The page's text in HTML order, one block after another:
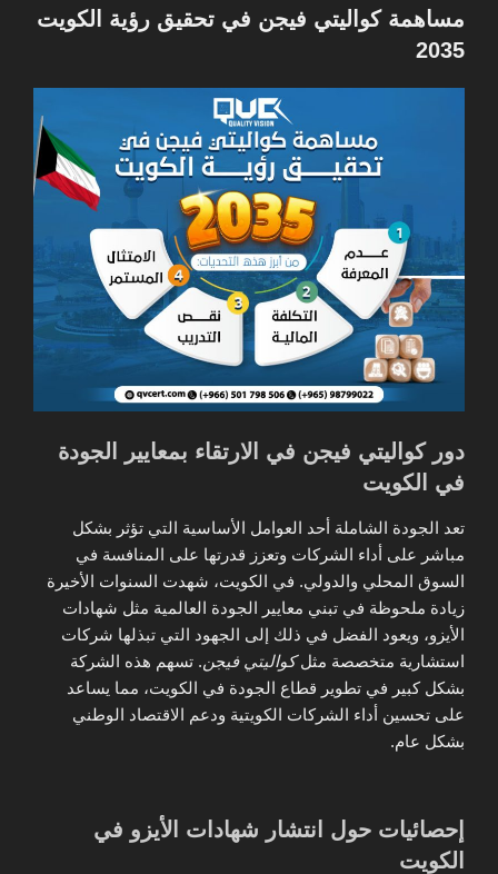
مساهمة كواليتي فيجن في تحقيق رؤية الكويت
2035
دور كواليتي فيجن في الارتقاء بمعايير الجودة
في الكويت
تعد الجودة الشاملة أحد العوامل الأساسية التي تؤثر بشكل
مباشر على أداء الشركات وتعزز قدرتها على المنافسة في
السوق المحلي والدولي. في الكويت، شهدت السنوات الأخيرة
زيادة ملحوظة في تبني معايير الجودة العالمية مثل شهادات
الأيزو، ويعود الفضل في ذلك إلى الجهود التي تبذلها شركات
استشارية متخصصة مثلكواليتي فيجن. تسهم هذه الشركة
بشكل كبير في تطوير قطاع الجودة في الكويت، مما يساعد
على تحسين أداء الشركات الكويتية ودعم الاقتصاد الوطني
بشكل عام.
إحصائيات حول انتشار شهادات الأيزو في
الكويت